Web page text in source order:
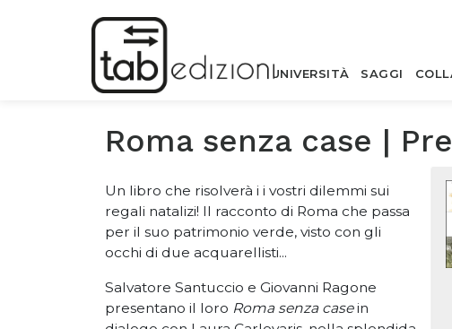
UNIVERSITÀ SAGGI
Roma senza case |
Un libro che risolverà i i vostri dilemmi sui
regali natalizi! Il racconto di Roma che passa
per il suo patrimonio verde, visto con gli
occhi di due acquarellisti...
Salvatore Santuccio e Giovanni Ragone
presentano il loro Roma senza casein